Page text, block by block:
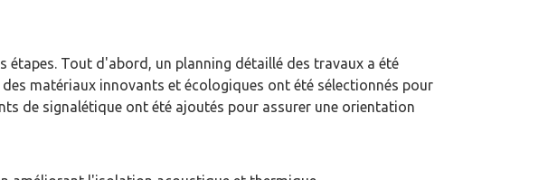
étapes. Tout d'abord, un planning détaillé des travaux a été
matériaux innovants et écologiques ont été sélectionnés pour
de signalétique ont été ajoutés pour assurer une orientation